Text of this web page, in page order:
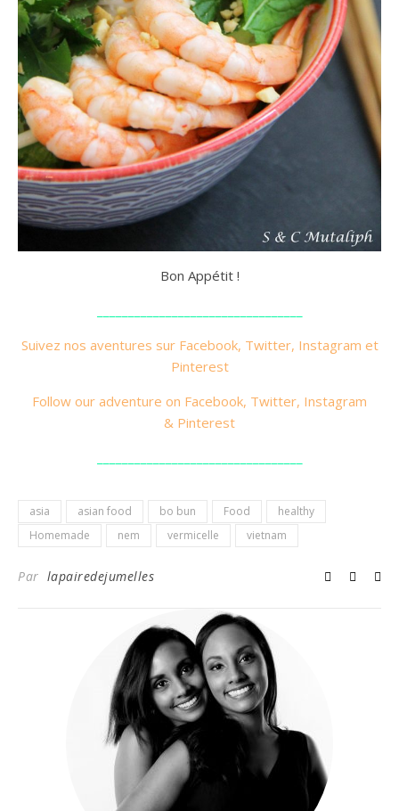
Bon Appétit !
Suivez nos aventures sur Facebook, Twitter, Instagram et
Pinterest
Follow our adventure on Facebook, Twitter, Instagram
& Pinterest
asia asian food bo bun Food
healthy
Homemade
nem vermicelle vietnam
Par lapairedejumelles